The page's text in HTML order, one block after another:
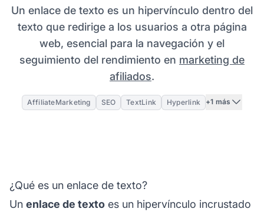
Un enlace de texto es un hipervínculo dentro del
texto que redirige a los usuarios a otra página
web, esencial para la navegación y el
seguimiento del rendimiento en marketing de
afiliados.
AffiliateMarketing SEO TextLink Hyperlink +1 más
¿Qué es un enlace de texto?
Un enlace de texto es un hipervínculo incrustado